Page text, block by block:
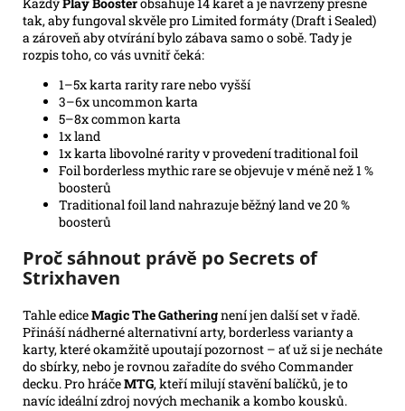
KaždýPlay Boosterobsahuje 14 karet a je navržený přesně
tak, aby fungoval skvěle pro Limited formáty (Draft i Sealed)
a zároveň aby otvírání bylo zábava samo o sobě. Tady je
rozpis toho, co vás uvnitř čeká:
1–5x karta rarity rare nebo vyšší
3–6x uncommon karta
5–8x common karta
1x land
1x karta libovolné rarity v provedení traditional foil
Foil borderless mythic rare se objevuje v méně než 1 %
boosterů
Traditional foil land nahrazuje běžný land ve 20 %
boosterů
Proč sáhnout právě po Secrets of
Strixhaven
Tahle ediceMagic The Gatheringnení jen další set v řadě.
Přináší nádherné alternativní arty, borderless varianty a
karty, které okamžitě upoutají pozornost – ať už si je necháte
do sbírky, nebo je rovnou zařadíte do svého Commander
decku. Pro hráčeMTG, kteří milují stavění balíčků, je to
navíc ideální zdroj nových mechanik a kombo kousků.